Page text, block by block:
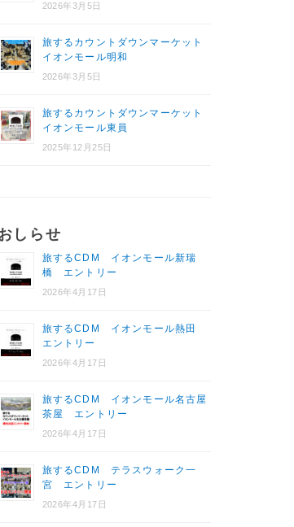
2026年3月5日
旅するカウントダウンマーケット
イオンモール明和
2026年3月5日
旅するカウントダウンマーケット
イオンモール東員
2025年12月25日
しらせ
旅するCDM イオンモール新瑞
橋 エントリー
2026年4月17日
旅するCDM イオンモール熱田
エントリー
2026年4月17日
旅するCDM イオンモール名古屋
茶屋 エントリー
2026年4月17日
旅するCDM テラスウォーク一
宮 エントリー
2026年4月17日